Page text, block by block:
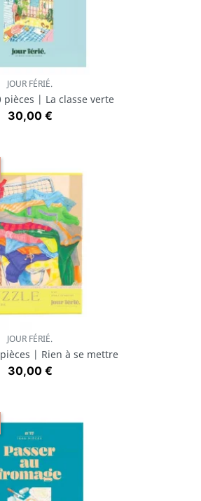
Aperçu rapide
JOUR FÉRIÉ.
pièces | La classe verte
Prix
30,00 €
Aperçu rapide
JOUR FÉRIÉ.
| Rien à se mettre
Prix
30,00 €